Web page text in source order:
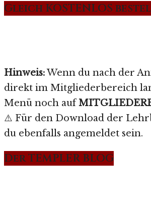
Gleich KOSTENLOS
Hinweis:Wenn du nach der
direkt im Mitgliederbereich
Menü noch auf
⚠️ Für den Download der
du ebenfalls angemeldet sein.
Der TEMPLER BLOG